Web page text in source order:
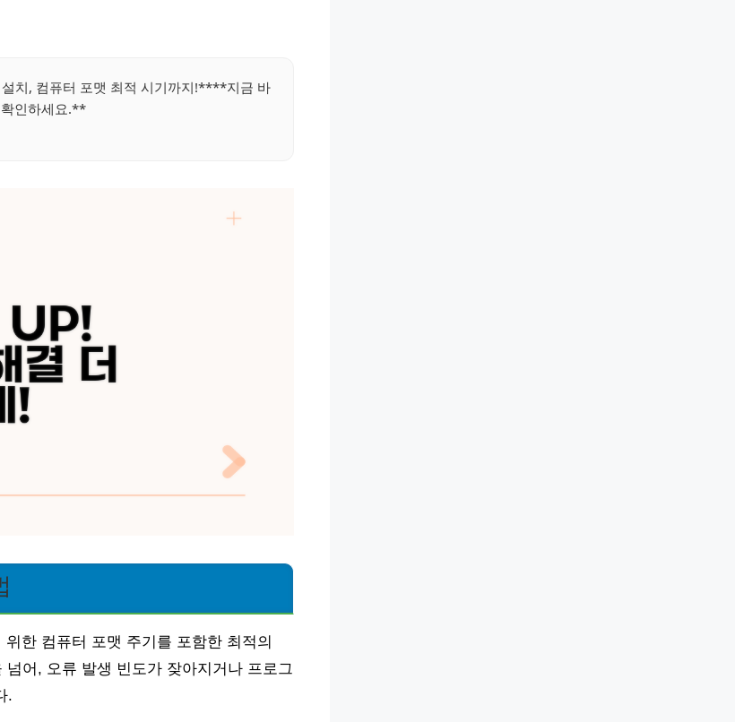
치, 컴퓨터 포맷 최적 시기까지!****지금 바
인하세요.**
한 컴퓨터 포맷 주기를 포함한 최적의
어, 오류 발생 빈도가 잦아지거나 프로그
.